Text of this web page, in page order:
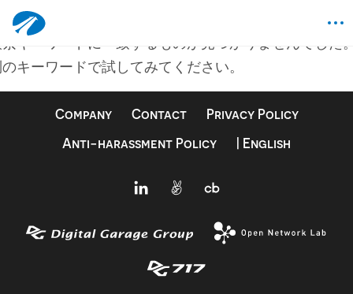
も見つかりませんでした
キーワードに一致するものが見つかりませんでした
キーワードで試してみてください。
Company Contact
Privacy Policy
Anti-harassment Policy
| English